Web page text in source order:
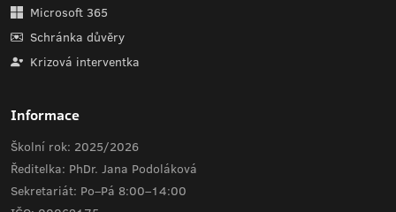
Microsoft 365
Schránka důvěry
Krizová interventka
Informace
Školní rok: 2025/2026
Ředitelka: PhDr. Jana Podoláková
Sekretariát: Po–Pá 8:00–14:00